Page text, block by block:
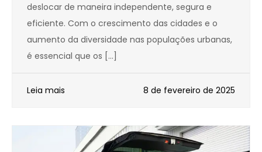
deslocar de maneira independente, segura e
eficiente. Com o crescimento das cidades e o
aumento da diversidade nas populações urbanas,
é essencial que os […]
Leia mais 8 de fevereiro de 2025